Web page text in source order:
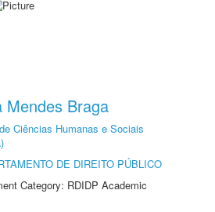
Mendes Braga
Ciências Humanas e Sociais
DE DIREITO PÚBLICO
Category: RDIDP Academic